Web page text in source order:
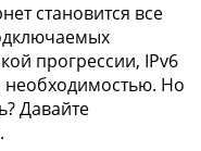
становится все
прогрессии, IPv6
необходимостью. Но
Давайте